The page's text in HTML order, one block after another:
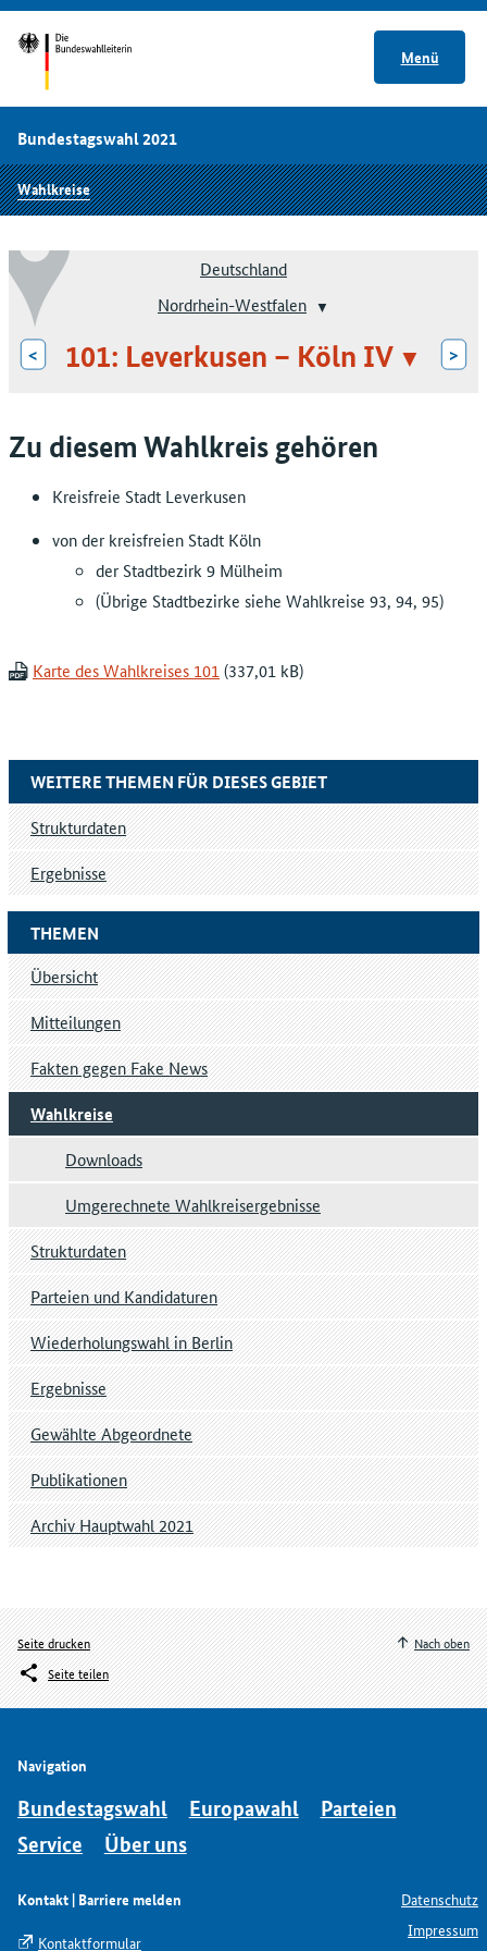
Menü
Bundestagswahl 2021
Wahlkreise
Deutschland
Nordrhein-Westfalen
< 101: Leverkusen – Köln IV >
Zu diesem Wahlkreis gehören
Kreisfreie Stadt Leverkusen
von der kreisfreien Stadt Köln
der Stadtbezirk 9 Mülheim
(Übrige Stadtbezirke siehe Wahlkreise 93, 94, 95)
Karte des Wahlkreises 101
THEMEN
Übersicht
Mitteilungen
Fakten gegen Fake News
Wahlkreise
Downloads
Umgerechnete Wahlkreisergebnisse
Strukturdaten
Parteien und Kandidaturen
Wiederholungswahl in Berlin
Ergebnisse
Gewählte Abgeordnete
Publikationen
Archiv Hauptwahl 2021
WEITERE THEMEN FÜR DIESES GEBIET
Strukturdaten
Ergebnisse
Seite drucken
Seite teilen
Nach oben
Navigation
Bundestagswahl Europawahl
Parteien
Service
Über uns
Kontakt | Barriere melden
Kontaktformular
Datenschutz
Impressum